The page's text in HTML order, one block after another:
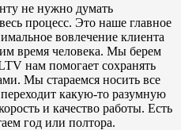
не нужно думать
процесс. Это наше главное
вовлечение клиента
время человека. Мы берем
нам помогает сохранять
Мы стараемся носить все
какую-то разумную
и качество работы. Есть
год или полтора.